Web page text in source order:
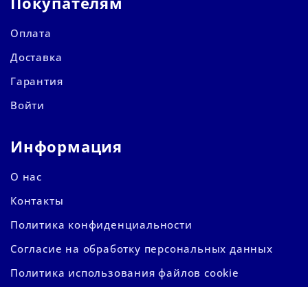
Оплата
Доставка
Гарантия
Войти
Информация
О нас
Контакты
Политика конфиденциальности
Согласие на обработку персональных данных
Политика использования файлов cookie